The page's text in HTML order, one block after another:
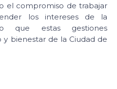
el compromiso de trabajar
los intereses de la
que estas gestiones
bienestar de la Ciudad de